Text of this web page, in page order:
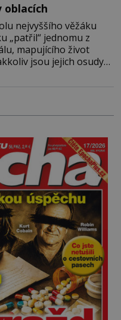
oblacích
nejvyššího věžáku
„patřil“ jednomu z
mapujícího život
jsou jejich osudy